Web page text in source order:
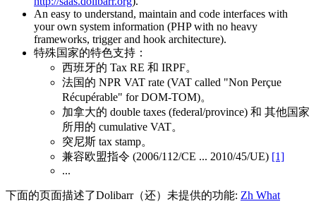
An easy to understand, maintain and code interfaces with
your own system information (PHP with no heavy
frameworks, trigger and hook architecture).
特殊国家的特色支持：
西班牙的 Tax RE 和 IRPF。
法国的 NPR VAT rate (VAT called "Non Perçue
Récupérable" for DOM-TOM)。
加拿大的 double taxes (federal/province) 和 其他国家
所用的 cumulative VAT。
突尼斯 tax stamp。
兼容欧盟指令 (2006/112/CE ... 2010/45/UE) [1]
...
下面的页面描述了Dolibarr（还）未提供的功能: Zh What